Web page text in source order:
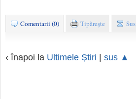
Comentarii (0) Tipăreşte Sus
‹ înapoi la Ultimele Ştiri | sus ▲